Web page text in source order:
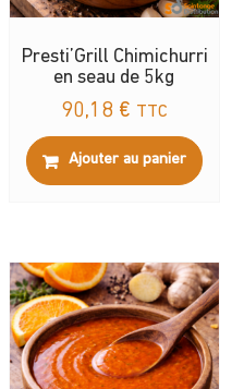
Presti’Grill Chimichurri
en seau de 5kg
90,18 € TTC
Ajouter au panier